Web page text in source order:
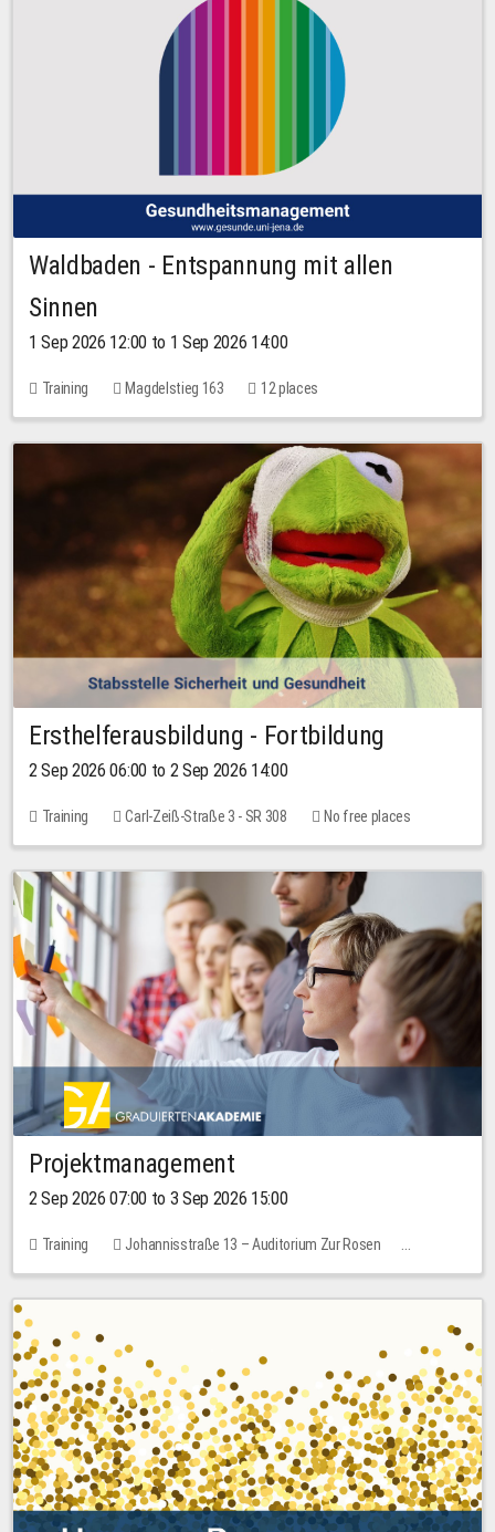
Waldbaden - Entspannung mit allen
Sinnen
1 Sep 2026 12:00 to 1 Sep 2026 14:00
Training Magdelstieg 163 12 places
Ersthelferausbildung - Fortbildung
2 Sep 2026 06:00 to 2 Sep 2026 14:00
Training Carl-Zeiß-Straße 3 - SR 308 No free places
Projektmanagement
2 Sep 2026 07:00 to 3 Sep 2026 15:00
Training
Johannisstraße 13 – Auditorium Zur Rosen
No free places
30.00 EUR